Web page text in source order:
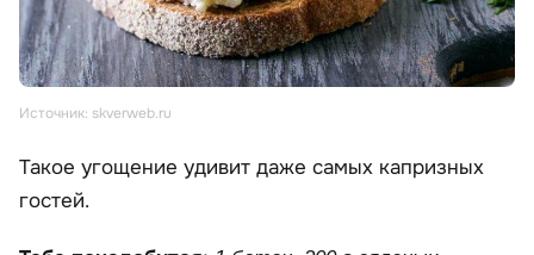
Источник: skverweb.ru
Такое угощение удивит даже самых капризных
гостей.